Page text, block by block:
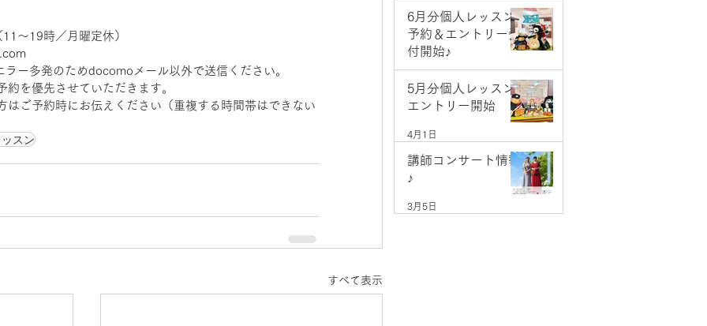
11〜19時／月曜定休）
多発のためdocomoメール以外で送信ください。
を優先させていただきます。
ご予約時にお伝えください（重複する時間帯はできない
スン
すべて表示
6月分個人レッスン
予約＆エントリー受
付開始♪
5月分個人レッスン
エントリー開始
4月1日
講師コンサート情報
♪
3月5日